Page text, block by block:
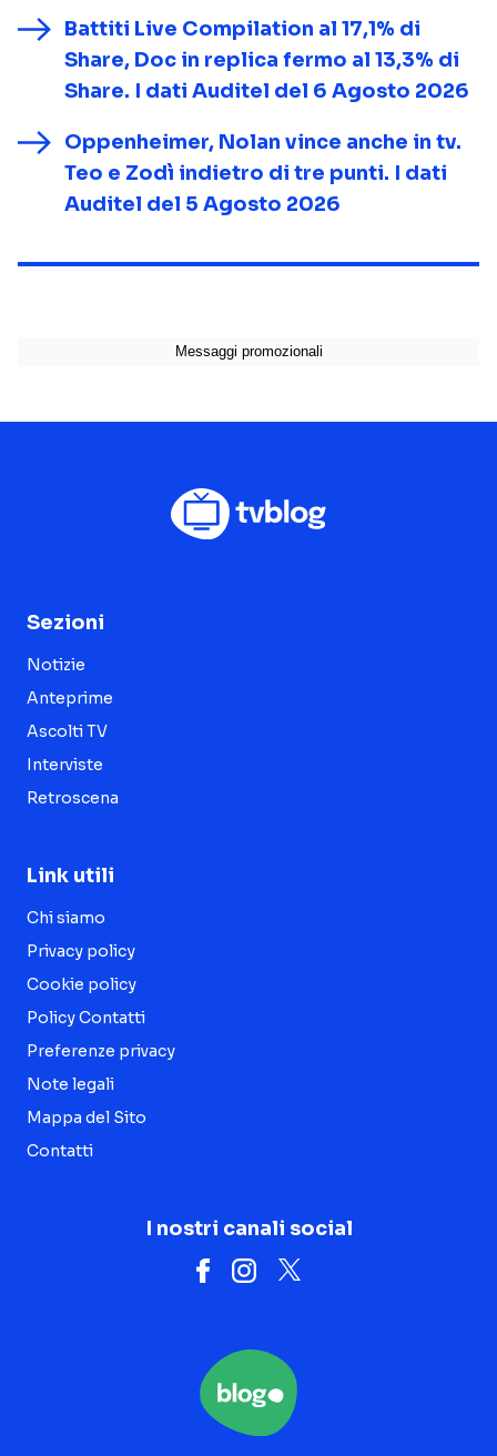
Battiti Live Compilation al 17,1% di
Share, Doc in replica fermo al 13,3% di
Share. I dati Auditel del 6 Agosto 2026
Oppenheimer, Nolan vince anche in tv.
Teo e Zodì indietro di tre punti. I dati
Auditel del 5 Agosto 2026
Sezioni
Notizie
Anteprime
Ascolti TV
Interviste
Retroscena
Link utili
Chi siamo
Privacy policy
Cookie policy
Policy Contatti
Preferenze privacy
Note legali
Mappa del Sito
Contatti
I nostri canali social